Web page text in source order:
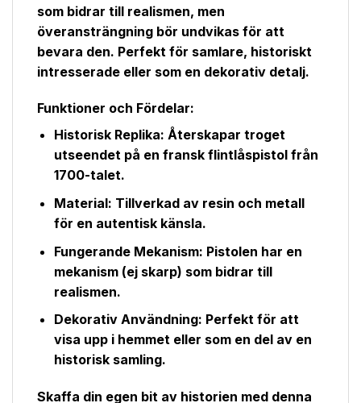
som bidrar till realismen, men
överansträngning bör undvikas för att
bevara den. Perfekt för samlare, historiskt
intresserade eller som en dekorativ detalj.
Funktioner och Fördelar:
Historisk Replika: Återskapar troget
utseendet på en fransk flintlåspistol från
1700-talet.
Material: Tillverkad av resin och metall
för en autentisk känsla.
Fungerande Mekanism: Pistolen har en
mekanism (ej skarp) som bidrar till
realismen.
Dekorativ Användning: Perfekt för att
visa upp i hemmet eller som en del av en
historisk samling.
Skaffa din egen bit av historien med denna